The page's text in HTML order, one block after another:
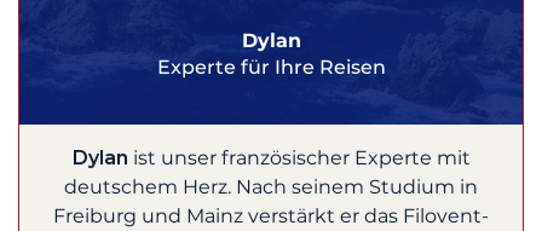
Dylan
Experte für Ihre Reisen
Dylan ist unser französischer Experte mit
deutschem Herz. Nach seinem Studium in
Freiburg und Mainz verstärkt er das Filovent-